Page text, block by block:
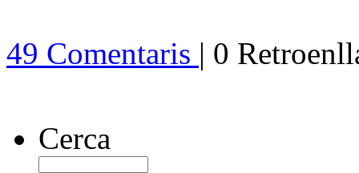
49 Comentaris | 0
Cerca